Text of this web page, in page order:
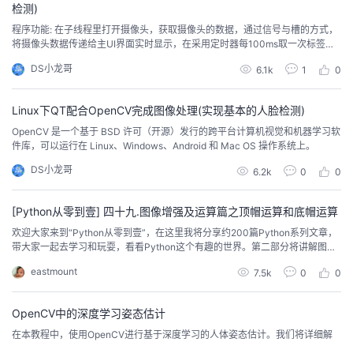
子
直
的
动
我
关
注
开
发
者
学
堂
我
的
Programs
我
的
支
持
检测)
程序功能: 在子线程里打开摄像头，获取摄像头的数据，通过信号与槽的方式，
将摄像头数据传递给主UI界面实时显示，在采用定时器每100ms取一次标签上
类器采用OpenCV自带的分类器，程序主要目的是介绍OpenCV配合QT如何进
行开发。
DS小龙哥 6.1k 1 0
Linux下QT配合OpenCV完成图像处理(实现基本的人脸检测)
OpenCV 是一个基于 BSD 许可（开源）发行的跨平台计算机视觉和机器学习软
件库，可以运行在 Linux、Windows、Android 和 Mac OS 操作系统上。
DS小龙哥 6.2k 0 0
[Python从零到壹] 四十九.图像增强及运算篇之顶帽运算和底帽运算
欢迎大家来到“Python从零到壹”，在这里我将分享约200篇Python系列文章，
带大家一起去学习和玩耍，看看Python这个有趣的世界。第二部分将讲解图像
将继续介绍顶帽运算和底帽运算。希望您喜欢这篇文章~
eastmount 7.5k 0 0
OpenCV中的深度学习姿态估计
在本教程中，使用OpenCV进行基于深度学习的人体姿态估计。我们将详细解